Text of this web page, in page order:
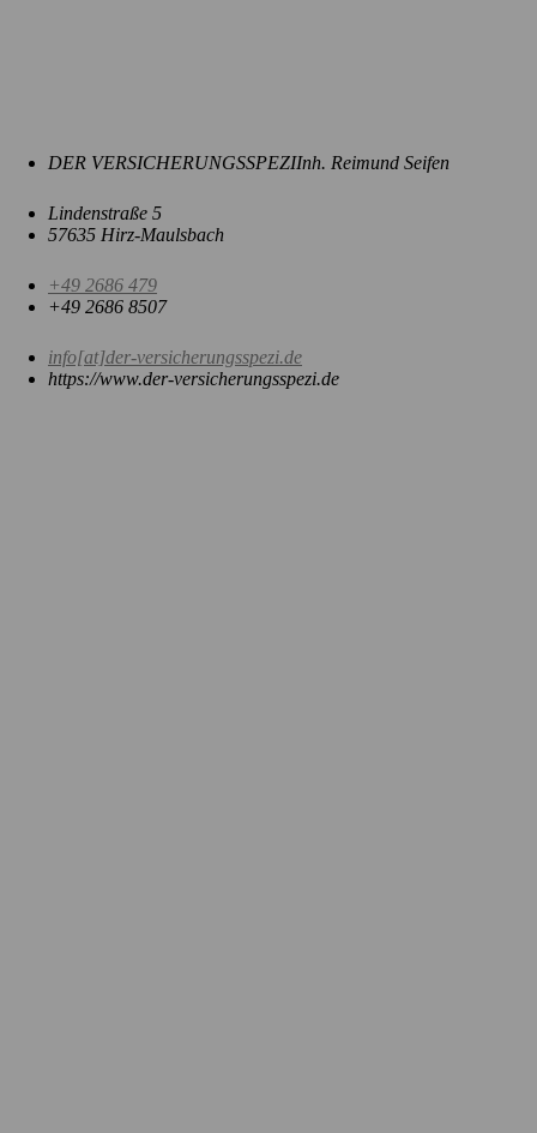
DER VERSICHERUNGSSPEZIInh. Reimund Seifen
Lindenstraße 5
57635 Hirz-Maulsbach
+49 2686 479
+49 2686 8507
info[at]der-versicherungsspezi.de
https://www.der-versicherungsspezi.de